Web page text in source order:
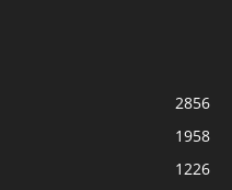
2856
1958
1226